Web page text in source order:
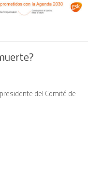
del Comité de